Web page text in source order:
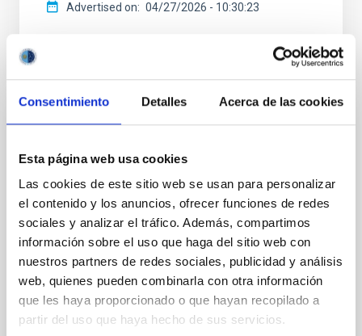
Consentimiento Detalles Acerca de las cookies
Esta página web usa cookies
Las cookies de este sitio web se usan para personalizar
el contenido y los anuncios, ofrecer funciones de redes
sociales y analizar el tráfico. Además, compartimos
información sobre el uso que haga del sitio web con
nuestros partners de redes sociales, publicidad y análisis
web, quienes pueden combinarla con otra información
que les haya proporcionado o que hayan recopilado a
partir del uso que haya hecho de sus servicios.
Advertised on 04/27/2026 - 10:30:23
La inteligencia artificial y los agujeros
negros protagonizan una nueva sesión del
ciclo “Del cielo a la tesis” en el Museo de
la Ciencia y el Cosmos
El Museo de la Ciencia y el Cosmos , del Organismo
Autónomo de Museos y Centros del Cabildo de
Tenerife, acogerá el próximo jueves 23 de octubre a
las 16:30 horas una nueva cita del ciclo de divulgación
científica “Del cielo a la tesis”, organizado en